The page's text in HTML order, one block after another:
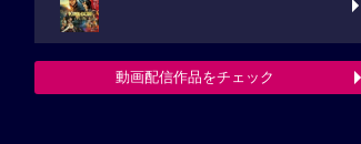
動画配信作品をチェック